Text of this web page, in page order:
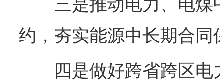
三是推动电力、电煤
约，夯实能源中长期合同
四是做好跨省跨区电